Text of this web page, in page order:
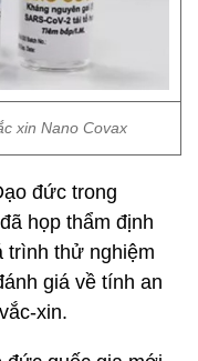
xin Nano Covax
đức trong
họp thẩm định
trình thử nghiệm
giá về tính an
xin.